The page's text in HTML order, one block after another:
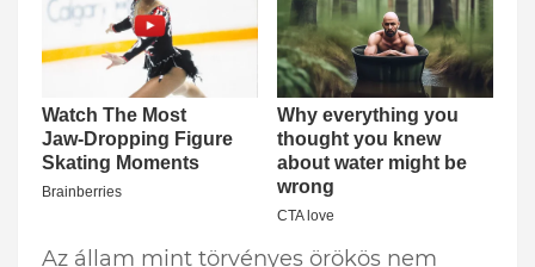
Az állam mint törvényes örökös nem